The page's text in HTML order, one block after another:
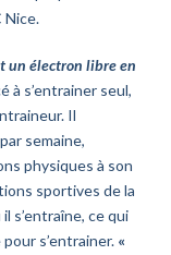
Nice.
un électron libre en
à s’entrainer seul,
Il
semaine,
physiques à son
sportives de la
s’entraîne, ce qui
s’entrainer. «